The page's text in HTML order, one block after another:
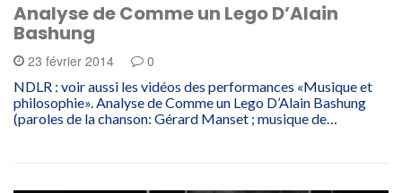
Analyse de Comme un Lego D’Alain
Bashung
23 février 2014 0
NDLR : voir aussi les vidéos des performances «Musique et
philosophie». Analyse de Comme un Lego D’Alain Bashung
(paroles de la chanson: Gérard Manset ; musique de…